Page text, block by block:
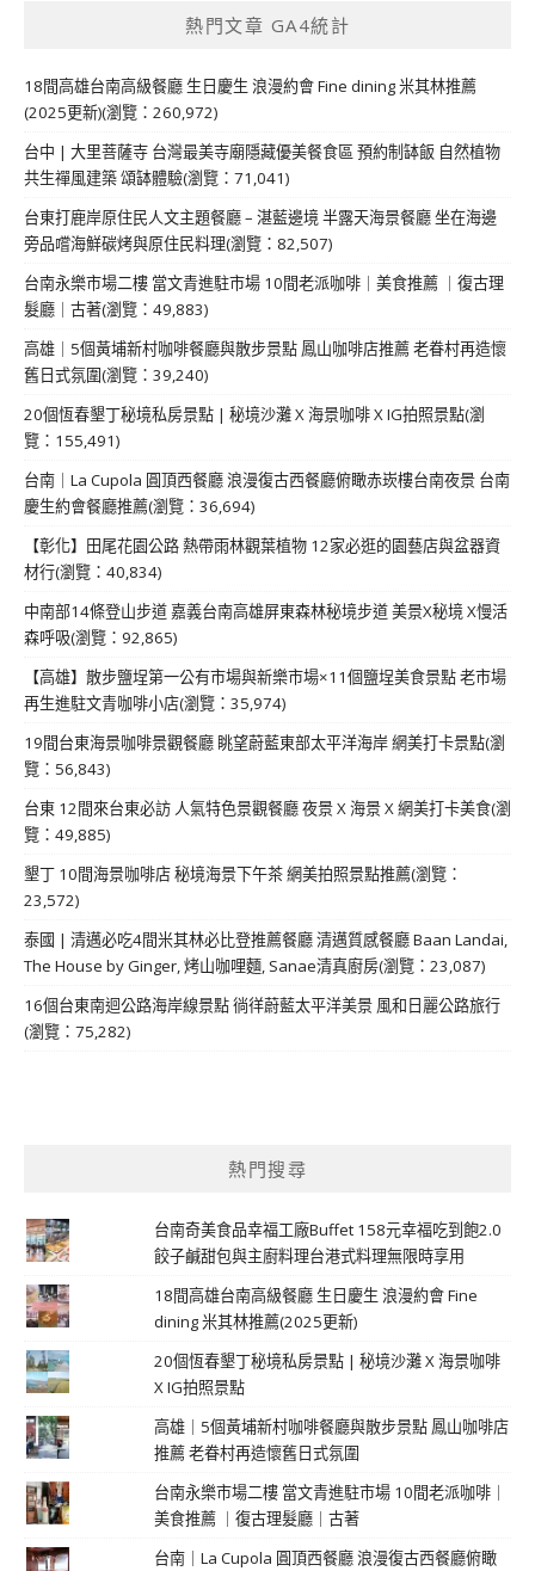
熱門文章 GA4統計
18間高雄台南高級餐廳 生日慶生 浪漫約會 Fine dining 米其林推薦
(2025更新)(瀏覽：260,972)
台中 | 大里菩薩寺 台灣最美寺廟隱藏優美餐食區 預約制缽飯 自然植物
共生禪風建築 頌缽體驗(瀏覽：71,041)
台東打鹿岸原住民人文主題餐廳 – 湛藍邊境 半露天海景餐廳 坐在海邊
旁品嚐海鮮碳烤與原住民料理(瀏覽：82,507)
台南永樂市場二樓 當文青進駐市場 10間老派咖啡｜美食推薦 ｜復古理
髮廳｜古著(瀏覽：49,883)
高雄｜5個黃埔新村咖啡餐廳與散步景點 鳳山咖啡店推薦 老眷村再造懷
舊日式氛圍(瀏覽：39,240)
20個恆春墾丁秘境私房景點 | 秘境沙灘 X 海景咖啡 X IG拍照景點(瀏
覽：155,491)
台南｜La Cupola 圓頂西餐廳 浪漫復古西餐廳俯瞰赤崁樓台南夜景 台南
慶生約會餐廳推薦(瀏覽：36,694)
【彰化】田尾花園公路 熱帶雨林觀葉植物 12家必逛的園藝店與盆器資
材行(瀏覽：40,834)
中南部14條登山步道 嘉義台南高雄屏東森林秘境步道 美景X秘境 X慢活
森呼吸(瀏覽：92,865)
【高雄】散步鹽埕第一公有市場與新樂市場×11個鹽埕美食景點 老市場
再生進駐文青咖啡小店(瀏覽：35,974)
19間台東海景咖啡景觀餐廳 眺望蔚藍東部太平洋海岸 網美打卡景點(瀏
覽：56,843)
台東 12間來台東必訪 人氣特色景觀餐廳 夜景 X 海景 X 網美打卡美食(瀏
覽：49,885)
墾丁 10間海景咖啡店 秘境海景下午茶 網美拍照景點推薦(瀏覽：
23,572)
泰國 | 清邁必吃4間米其林必比登推薦餐廳 清邁質感餐廳 Baan Landai,
The House by Ginger, 烤山咖哩麵, Sanae清真廚房(瀏覽：23,087)
16個台東南迴公路海岸線景點 徜徉蔚藍太平洋美景 風和日麗公路旅行
(瀏覽：75,282)
熱門搜尋
台南奇美食品幸福工廠Buffet 158元幸福吃到飽2.0
餃子鹹甜包與主廚料理台港式料理無限時享用
18間高雄台南高級餐廳 生日慶生 浪漫約會 Fine
dining 米其林推薦(2025更新)
20個恆春墾丁秘境私房景點 | 秘境沙灘 X 海景咖啡
X IG拍照景點
高雄｜5個黃埔新村咖啡餐廳與散步景點 鳳山咖啡店
推薦 老眷村再造懷舊日式氛圍
台南永樂市場二樓 當文青進駐市場 10間老派咖啡｜
美食推薦 ｜復古理髮廳｜古著
台南｜La Cupola 圓頂西餐廳 浪漫復古西餐廳俯瞰